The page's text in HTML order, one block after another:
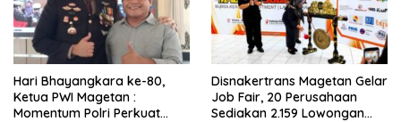
Hari Bhayangkara ke-80,
Ketua PWI Magetan :
Momentum Polri Perkuat
Disnakertrans Magetan Gelar
Job Fair, 20 Perusahaan
Sediakan 2.159 Lowongan